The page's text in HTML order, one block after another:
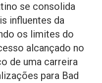
se consolida
influentes da
os limites do
alcançado no
de uma carreira
para Bad